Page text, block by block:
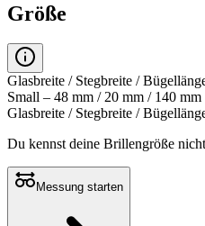
Größe
Glasbreite / Stegbreite /
Small – 48 mm / 20 mm / 140 mm
Glasbreite / Stegbreite /
Du kennst deine Brillengröße
Messung starten